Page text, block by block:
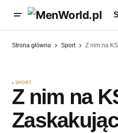
Strona główna Sport Z nim na
SPORT
Z nim na